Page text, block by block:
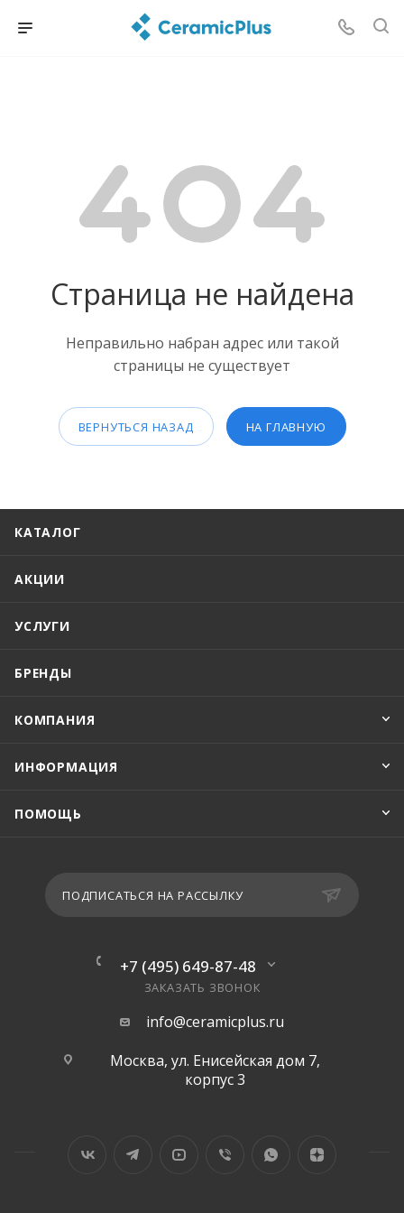
Страница не найдена
Неправильно набран адрес или такой
страницы не существует
ВЕРНУТЬСЯ НАЗАД НА ГЛАВНУЮ
КАТАЛОГ
АКЦИИ
УСЛУГИ
БРЕНДЫ
КОМПАНИЯ
ИНФОРМАЦИЯ
ПОМОЩЬ
ПОДПИСАТЬСЯ НА РАССЫЛКУ
+7 (495) 649-87-48
ЗАКАЗАТЬ ЗВОНОК
info@ceramicplus.ru
Москва, ул. Енисейская дом 7,
корпус 3